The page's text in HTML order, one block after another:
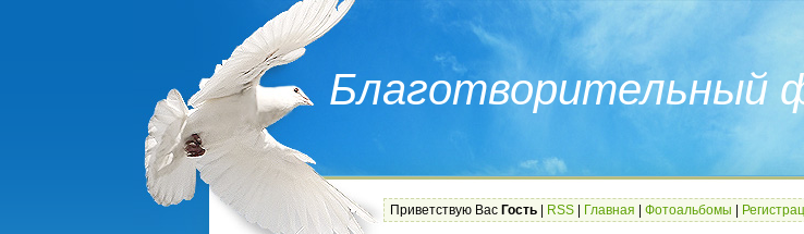
Благотворительный
Приветствую Вас Гость RSS Главная Фотоальбомы